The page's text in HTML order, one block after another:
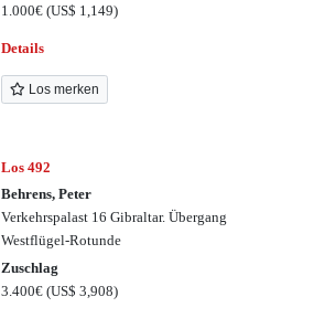
1.000€(US$ 1,149)
Details
Los merken
Los 492
Behrens, Peter
Verkehrspalast 16 Gibraltar. Übergang
Westflügel-Rotunde
Zuschlag
3.400€(US$ 3,908)